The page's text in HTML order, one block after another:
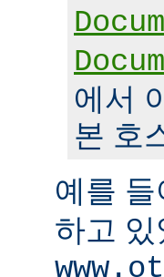
에서
본 호
예를 들
하고